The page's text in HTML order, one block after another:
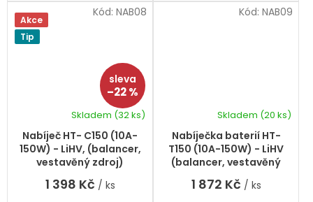
vestavěný balancer pro
bezpečné nabíjení článků.
Ideální pro RC modely,
airsoft, drony i další hobby
Akce
Tip
–22 %
Nabíječ HT- C150 (10A-
150W) - LiHV, (balancer,
vestavěný zdroj)
hodnocení
produktu
Skladem (32 ks)
1 398 Kč / ks
Kód: NAB08
Nabíječka baterií HT-
T150 (10A-150W) - LiHV
(balancer, vestavěný
zdroj)
hodnocení
produktu
Skladem (20 ks)
1 872 Kč / ks
Kód: NAB09